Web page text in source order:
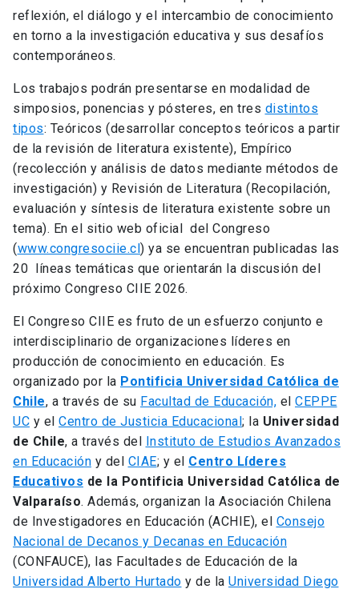
reflexión, el diálogo y el intercambio de conocimiento
en torno a la investigación educativa y sus desafíos
contemporáneos.
Los trabajos podrán presentarse en modalidad de
simposios, ponencias y pósteres, en tres distintos
tipos: Teóricos (desarrollar conceptos teóricos a partir
de la revisión de literatura existente), Empírico
(recolección y análisis de datos mediante métodos de
investigación) y Revisión de Literatura (Recopilación,
evaluación y síntesis de literatura existente sobre un
tema). En el sitio web oficial del Congreso
(www.congresociie.cl) ya se encuentran publicadas las
20 líneas temáticas que orientarán la discusión del
próximo Congreso CIIE 2026.
El Congreso CIIE es fruto de un esfuerzo conjunto e
interdisciplinario de organizaciones líderes en
producción de conocimiento en educación. Es
organizado por la Pontificia Universidad Católica de
Chile, a través de su Facultad de Educación, el CEPPE
UC y el Centro de Justicia Educacional; la Universidad
de Chile, a través del Instituto de Estudios Avanzados
en Educación y del CIAE; y el Centro Líderes
Educativos de la Pontificia Universidad Católica de
Valparaíso. Además, organizan la Asociación Chilena
de Investigadores en Educación (ACHIE), el Consejo
Nacional de Decanos y Decanas en Educación
(CONFAUCE), las Facultades de Educación de la
Universidad Alberto Hurtado y de la Universidad Diego